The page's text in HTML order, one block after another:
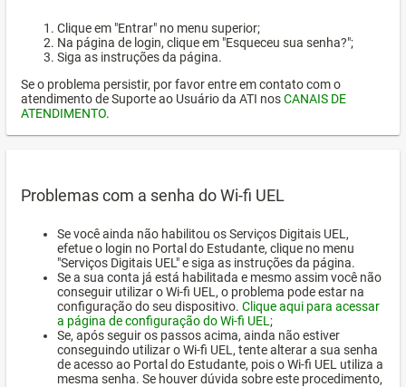
Clique em "Entrar" no menu superior;
Na página de login, clique em "Esqueceu sua senha?";
Siga as instruções da página.
Se o problema persistir, por favor entre em contato com o
atendimento de Suporte ao Usuário da ATI nosCANAIS DE
ATENDIMENTO.
Problemas com a senha do Wi-fi UEL
Se você ainda não habilitou os Serviços Digitais UEL,
efetue o login no Portal do Estudante, clique no menu
"Serviços Digitais UEL" e siga as instruções da página.
Se a sua conta já está habilitada e mesmo assim você não
conseguir utilizar o Wi-fi UEL, o problema pode estar na
configuração do seu dispositivo. Clique aqui para acessar
a página de configuração do Wi-fi UEL ;
Se, após seguir os passos acima, ainda não estiver
conseguindo utilizar o Wi-fi UEL, tente alterar a sua senha
de acesso ao Portal do Estudante, pois o Wi-fi UEL utiliza a
mesma senha. Se houver dúvida sobre este procedimento,